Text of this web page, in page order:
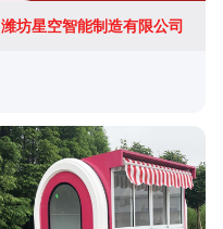
潍坊星空智能制造有限公司